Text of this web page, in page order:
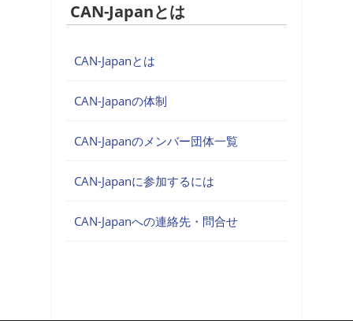
CAN-Japanとは
CAN-Japanとは
CAN-Japanの体制
CAN-Japanのメンバー団体一覧
CAN-Japanに参加するには
CAN-Japanへの連絡先・問合せ